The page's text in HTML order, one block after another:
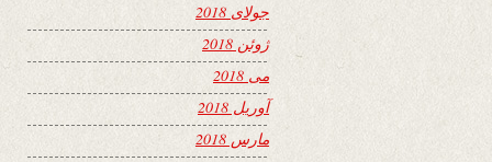
جولای 2018
ژوئن 2018
می 2018
آوریل 2018
مارس 2018